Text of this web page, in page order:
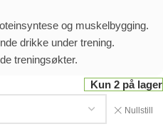
og muskelbygging.
drikke under trening.
treningsøkter.
Kun 2 på lager
Nullstill